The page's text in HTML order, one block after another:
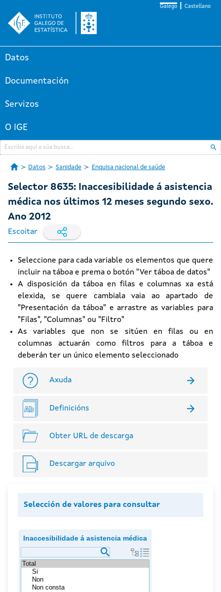
Galego Castellano
Datos
Documentación
Servizos
O IGE
Datos Sanidade Enquisa nacional de saúde
Selector 8635: Inaccesibilidade á asistencia
médica nos últimos 12 meses segundo sexo.
Ano 2012
Escoitar
Seleccione para cada variable os elementos que quere
incluir na táboa e prema o botón "Ver táboa de datos"
A disposición da táboa en filas e columnas xa está
elexida, se quere cambiala vaia ao apartado de
"Presentación da táboa" e arrastre as variables para
"Filas", "Columnas" ou "Filtro"
As variables que non se sitúen en filas ou en
columnas actuarán como filtros para a táboa e
deberán ter un único elemento seleccionado
Axuda
Definicións
Obter URL de descarga
Descargar arquivo
Selección de valores para consultar
Inaccesibilidade á asistencia médica